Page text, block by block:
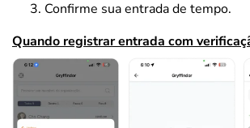
Confirme sua entrada de tempo.
Quando registrar entrada com